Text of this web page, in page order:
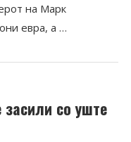
на Марк
евра, а …
со уште